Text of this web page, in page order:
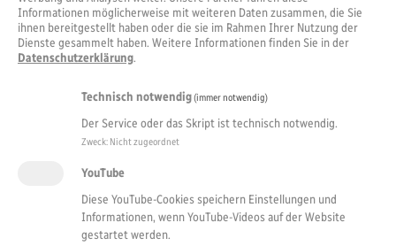
Informationen möglicherweise mit weiteren Daten zusammen, die Sie
ihnen bereitgestellt haben oder die sie im Rahmen Ihrer Nutzung der
Dienste gesammelt haben. Weitere Informationen finden Sie in der
Datenschutzerklärung.
Technisch notwendig(immer notwendig)
Der Service oder das Skript ist technisch notwendig.
Zweck: Nicht zugeordnet
YouTube
Diese YouTube-Cookies speichern Einstellungen und
Informationen, wenn YouTube-Videos auf der Website
gestartet werden.